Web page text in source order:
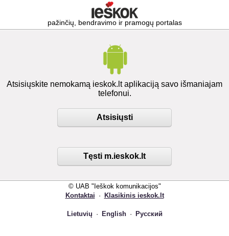
pažinčių, bendravimo ir pramogų portalas
Atsisiųskite nemokamą ieskok.lt aplikaciją savo išmaniajam
telefonui.
Atsisiųsti
Tęsti m.ieskok.lt
© UAB "Ieškok komunikacijos"
Kontaktai · Klasikinis ieskok.lt
Lietuvių · English · Русский